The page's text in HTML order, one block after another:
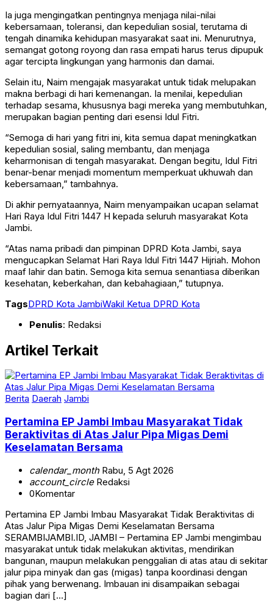
Ia juga mengingatkan pentingnya menjaga nilai-nilai
kebersamaan, toleransi, dan kepedulian sosial, terutama di
tengah dinamika kehidupan masyarakat saat ini. Menurutnya,
semangat gotong royong dan rasa empati harus terus dipupuk
agar tercipta lingkungan yang harmonis dan damai.
Selain itu, Naim mengajak masyarakat untuk tidak melupakan
makna berbagi di hari kemenangan. Ia menilai, kepedulian
terhadap sesama, khususnya bagi mereka yang membutuhkan,
merupakan bagian penting dari esensi Idul Fitri.
“Semoga di hari yang fitri ini, kita semua dapat meningkatkan
kepedulian sosial, saling membantu, dan menjaga
keharmonisan di tengah masyarakat. Dengan begitu, Idul Fitri
benar-benar menjadi momentum memperkuat ukhuwah dan
kebersamaan,” tambahnya.
Di akhir pernyataannya, Naim menyampaikan ucapan selamat
Hari Raya Idul Fitri 1447 H kepada seluruh masyarakat Kota
Jambi.
“Atas nama pribadi dan pimpinan DPRD Kota Jambi, saya
mengucapkan Selamat Hari Raya Idul Fitri 1447 Hijriah. Mohon
maaf lahir dan batin. Semoga kita semua senantiasa diberikan
kesehatan, keberkahan, dan kebahagiaan,” tutupnya.
TagsDPRD Kota JambiWakil Ketua DPRD Kota
Penulis: Redaksi
Artikel Terkait
Berita Daerah Jambi
Pertamina EP Jambi Imbau Masyarakat Tidak
Beraktivitas di Atas Jalur Pipa Migas Demi
Keselamatan Bersama
calendar_monthRabu, 5 Agt 2026
account_circleRedaksi
0Komentar
Pertamina EP Jambi Imbau Masyarakat Tidak Beraktivitas di
Atas Jalur Pipa Migas Demi Keselamatan Bersama
SERAMBIJAMBI.ID, JAMBI – Pertamina EP Jambi mengimbau
masyarakat untuk tidak melakukan aktivitas, mendirikan
bangunan, maupun melakukan penggalian di atas atau di sekitar
jalur pipa minyak dan gas (migas) tanpa koordinasi dengan
pihak yang berwenang. Imbauan ini disampaikan sebagai
bagian dari […]